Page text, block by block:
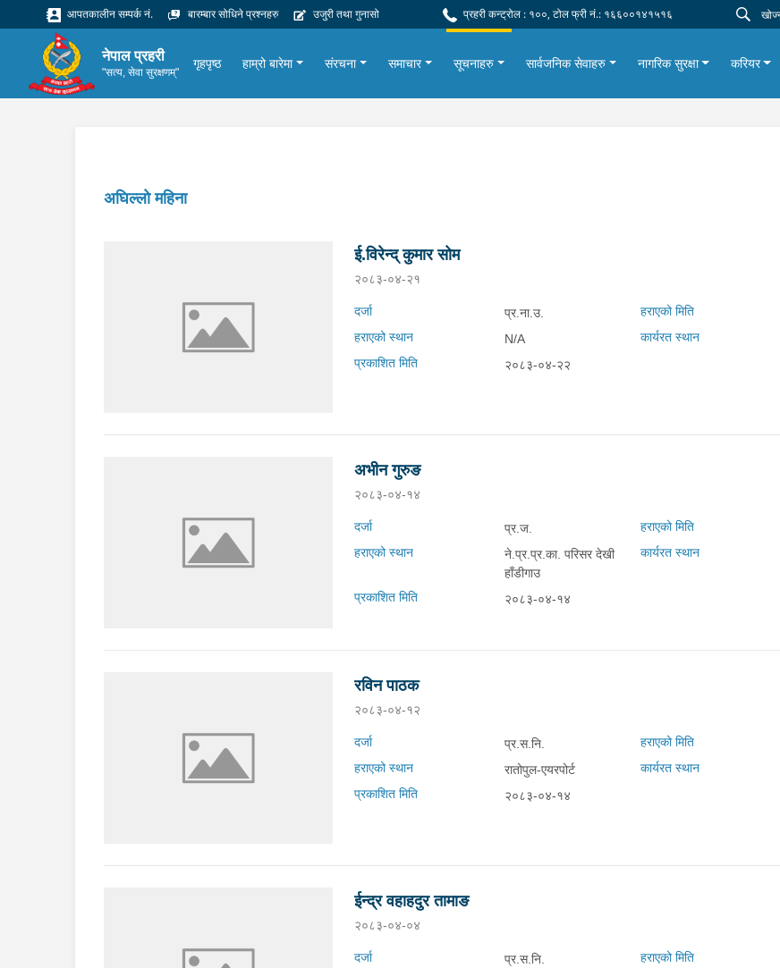
आपतकालीन सम्पर्क नं. बारम्बार सोधिने प्रश्नहरु उजुरी तथा गुनासो प्रहरी कन्ट्रोल : १००, टोल फ्री नं.: १६६००१४१५१६
नेपाल प्रहरी
"सत्य, सेवा सुरक्षणम्"
गृहपृष्ठ हाम्रो बारेमा संरचना समाचार सूचनाहरु सार्वजनिक सेवाहरु नागरिक सुरक्षा करियर
अघिल्लो महिना
ई.विरेन्द् कुमार सोम
२०८३-०४-२१
दर्जा प्र.ना.उ. हराएको मिति
हराएको स्थान
N/A कार्यरत स्थान
प्रकाशित मिति
२०८३-०४-२२
अभीन गुरुङ
२०८३-०४-१४
दर्जा प्र.ज. हराएको मिति
हराएको स्थान
ने.प्र.प्र.का. परिसर देखी
हाँडीगाउ
कार्यरत स्थान
प्रकाशित मिति
२०८३-०४-१४
रविन पाठक
२०८३-०४-१२
दर्जा प्र.स.नि. हराएको मिति
हराएको स्थान
रातोपुल-एयरपोर्ट कार्यरत स्थान
प्रकाशित मिति
२०८३-०४-१४
ईन्द्र वहाहदुर तामाङ
२०८३-०४-०४
दर्जा प्र.स.नि. हराएको मिति